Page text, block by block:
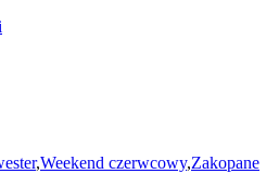
,Weekend czerwcowy,Zakopane